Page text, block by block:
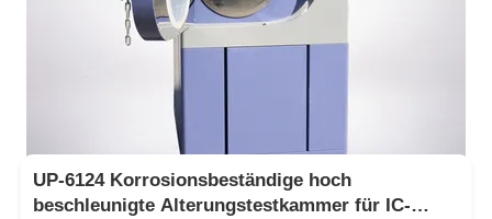
UP-6124 Korrosionsbeständige hoch
beschleunigte Alterungstestkammer für IC-